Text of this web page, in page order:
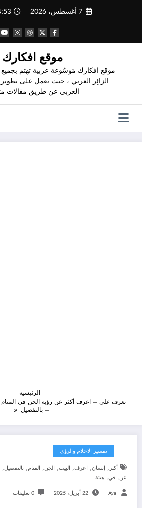
7 أغسطس، 2026 PM
موقع افكارك
موقع افكارك مَوسُوعة عربية تهتم بجميع
الزائِر العربي ، حيث نعمل على تطوير
العربي عن طريق مقالات
الرئيسية
تعرف علي – اعرف أكثر عن رؤية الجن في
– بالتفصيل
تفسير الاحلام والرؤى
أكثر , إنسان, اعرف, البيت, الجن, المنام, بالتفصيل,
عن, في, هيئة
Aya 22 أبريل، 2025 0 تعليقات